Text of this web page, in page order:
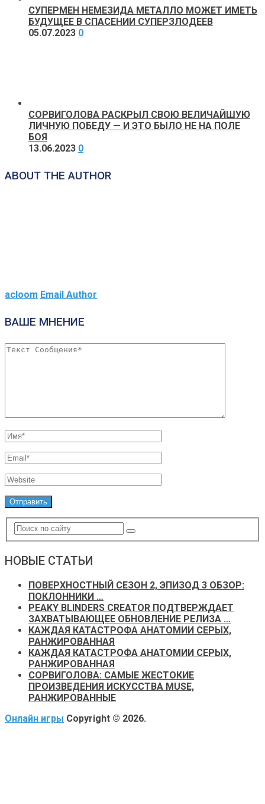
СУПЕРМЕН НЕМЕЗИДА МЕТАЛЛО МОЖЕТ ИМЕТЬ
БУДУЩЕЕ В СПАСЕНИИ СУПЕРЗЛОДЕЕВ
05.07.2023 0
СОРВИГОЛОВА РАСКРЫЛ СВОЮ ВЕЛИЧАЙШУЮ
ЛИЧНУЮ ПОБЕДУ — И ЭТО БЫЛО НЕ НА ПОЛЕ
БОЯ
13.06.2023 0
ABOUT THE AUTHOR
acloom Email Author
ВАШЕ МНЕНИЕ
НОВЫЕ СТАТЬИ
ПОВЕРХНОСТНЫЙ СЕЗОН 2, ЭПИЗОД 3 ОБЗОР:
ПОКЛОННИКИ …
PEAKY BLINDERS CREATOR ПОДТВЕРЖДАЕТ
ЗАХВАТЫВАЮЩЕЕ ОБНОВЛЕНИЕ РЕЛИЗА …
КАЖДАЯ КАТАСТРОФА АНАТОМИИ СЕРЫХ,
РАНЖИРОВАННАЯ
КАЖДАЯ КАТАСТРОФА АНАТОМИИ СЕРЫХ,
РАНЖИРОВАННАЯ
СОРВИГОЛОВА: САМЫЕ ЖЕСТОКИЕ
ПРОИЗВЕДЕНИЯ ИСКУССТВА MUSE,
РАНЖИРОВАННЫЕ
Онлайн игры Copyright © 2026.